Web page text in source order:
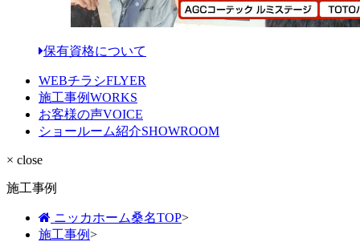
保有資格について
WEBチラシFLYER
施工事例WORKS
お客様の声VOICE
ショールーム紹介SHOWROOM
× close
施工事例
ニッカホーム桑名TOP>
施工事例>